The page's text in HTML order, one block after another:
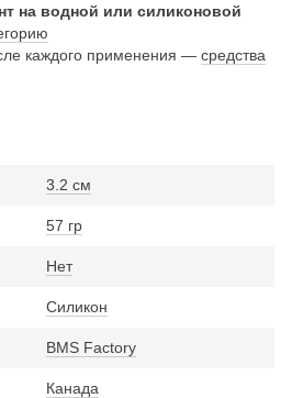
на водной или силиконовой
каждого применения — средства
3.2 см
57 гр
Нет
Силикон
BMS Factory
Канада